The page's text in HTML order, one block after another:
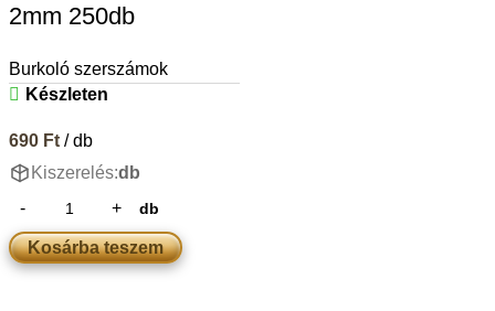
2mm 250db
Burkoló szerszámok
Készleten
690 Ft/ db
Kiszerelés:db
db
Kosárba teszem